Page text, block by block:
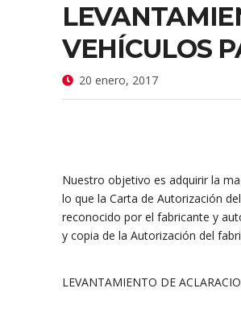
VEHÍCULOS
20 enero, 2017
Nuestro objetivo es adquirir la
lo que la Carta de Autorización
reconocido por el fabricante y
y copia de la Autorización del
LEVANTAMIENTO DE